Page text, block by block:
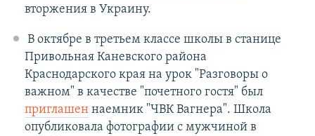
вторжения в Украину.
В октябре в третьем классе школы в станице
Привольная Каневского района
Краснодарского края на урок "Разговоры о
важном" в качестве "почетного гостя" был
приглашеннаемник "ЧВК Вагнера". Школа
опубликовала фотографии с мужчиной в